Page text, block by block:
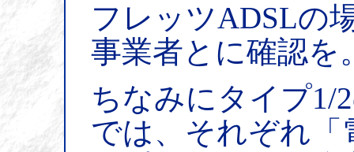
フレッツADSLの
事業者とに確認を
ちなみにタイプ1/
では、それぞれ「